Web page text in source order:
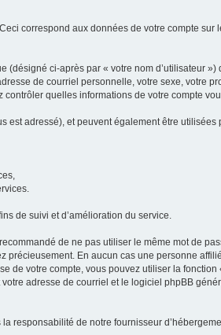
correspond aux données de votre compte
ci-après par « votre nom d’utilisateur
de courriel personnelle, votre sexe, votre
quelles informations de votre compte
adressé), et peuvent également être
de suivi et d’amélioration du service.
de ne pas utiliser le même mot de
En aucun cas une personne
votre compte, vous pouvez utiliser la
adresse de courriel et le logiciel phpBB
responsabilité de notre fournisseur